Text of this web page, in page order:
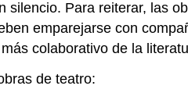
silencio. Para reiterar, las
emparejarse con
colaborativo de la
de teatro: